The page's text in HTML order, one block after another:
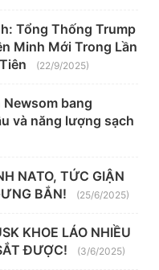
Tổng Thống Trump
Minh Mới Trong Lần
(22/9/2025)
bang
và năng lượng sạch
NATO, TỨC GIẬN
BẮN!
(25/6/2025)
KHOE LÁO NHIỀU
ĐƯỢC!
(3/6/2025)